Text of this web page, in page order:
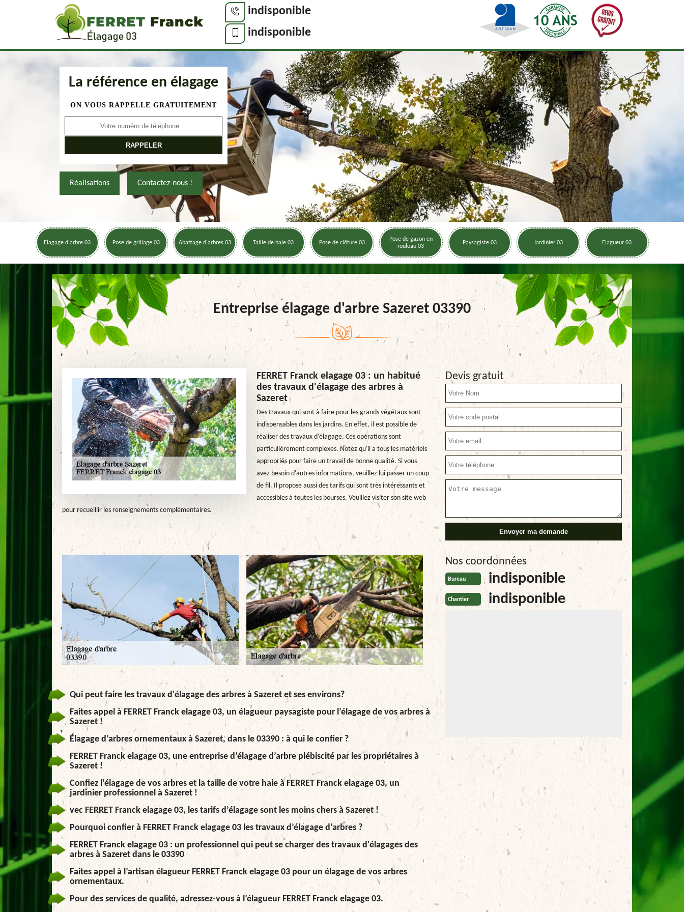
indisponible
indisponible
La référence en élagage
ON VOUS RAPPELLE GRATUITEMENT
Réalisations Contactez-nous !
Elagage d'arbre 03 Pose de grillage 03 Abattage d'arbres 03 Taille de haie 03 Pose de clôture 03
Pose de gazon en
rouleau 03
Paysagiste 03 Jardinier 03 Elagueur 03
Entreprise élagage d'arbre Sazeret 03390
FERRET Franck elagage 03 : un habitué
des travaux d'élagage des arbres à
Sazeret
Des travaux qui sont à faire pour les grands végétaux sont
indispensables dans les jardins. En effet, il est possible de
réaliser des travaux d'élagage. Ces opérations sont
particulièrement complexes. Notez qu'il a tous les matériels
appropriés pour faire un travail de bonne qualité. Si vous
avez besoin d'autres informations, veuillez lui passer un coup
de fil. Il propose aussi des tarifs qui sont très intéressants et
accessibles à toutes les bourses. Veuillez visiter son site web
pour recueillir les renseignements complémentaires.
Qui peut faire les travaux d'élagage des arbres à Sazeret et ses environs?
Faites appel à FERRET Franck elagage 03, un élagueur paysagiste pour l’élagage de vos arbres à
Sazeret !
Élagage d’arbres ornementaux à Sazeret, dans le 03390 : à qui le confier ?
FERRET Franck elagage 03, une entreprise d’élagage d’arbre plébiscité par les propriétaires à
Sazeret !
Confiez l’élagage de vos arbres et la taille de votre haie à FERRET Franck elagage 03, un
jardinier professionnel à Sazeret !
vec FERRET Franck elagage 03, les tarifs d’élagage sont les moins chers à Sazeret !
Pourquoi confier à FERRET Franck elagage 03 les travaux d’élagage d’arbres ?
FERRET Franck elagage 03 : un professionnel qui peut se charger des travaux d'élagages des
arbres à Sazeret dans le 03390
Faites appel à l’artisan élagueur FERRET Franck elagage 03 pour un élagage de vos arbres
ornementaux.
Pour des services de qualité, adressez-vous à l’élagueur FERRET Franck elagage 03.
Devis gratuit
Nos coordonnées
Bureau indisponible
Chantier indisponible